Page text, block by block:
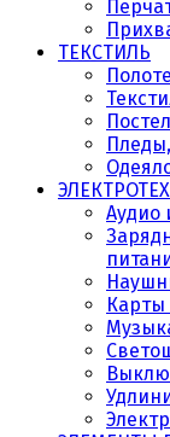
ТЕКСТИЛЬ
Аудио